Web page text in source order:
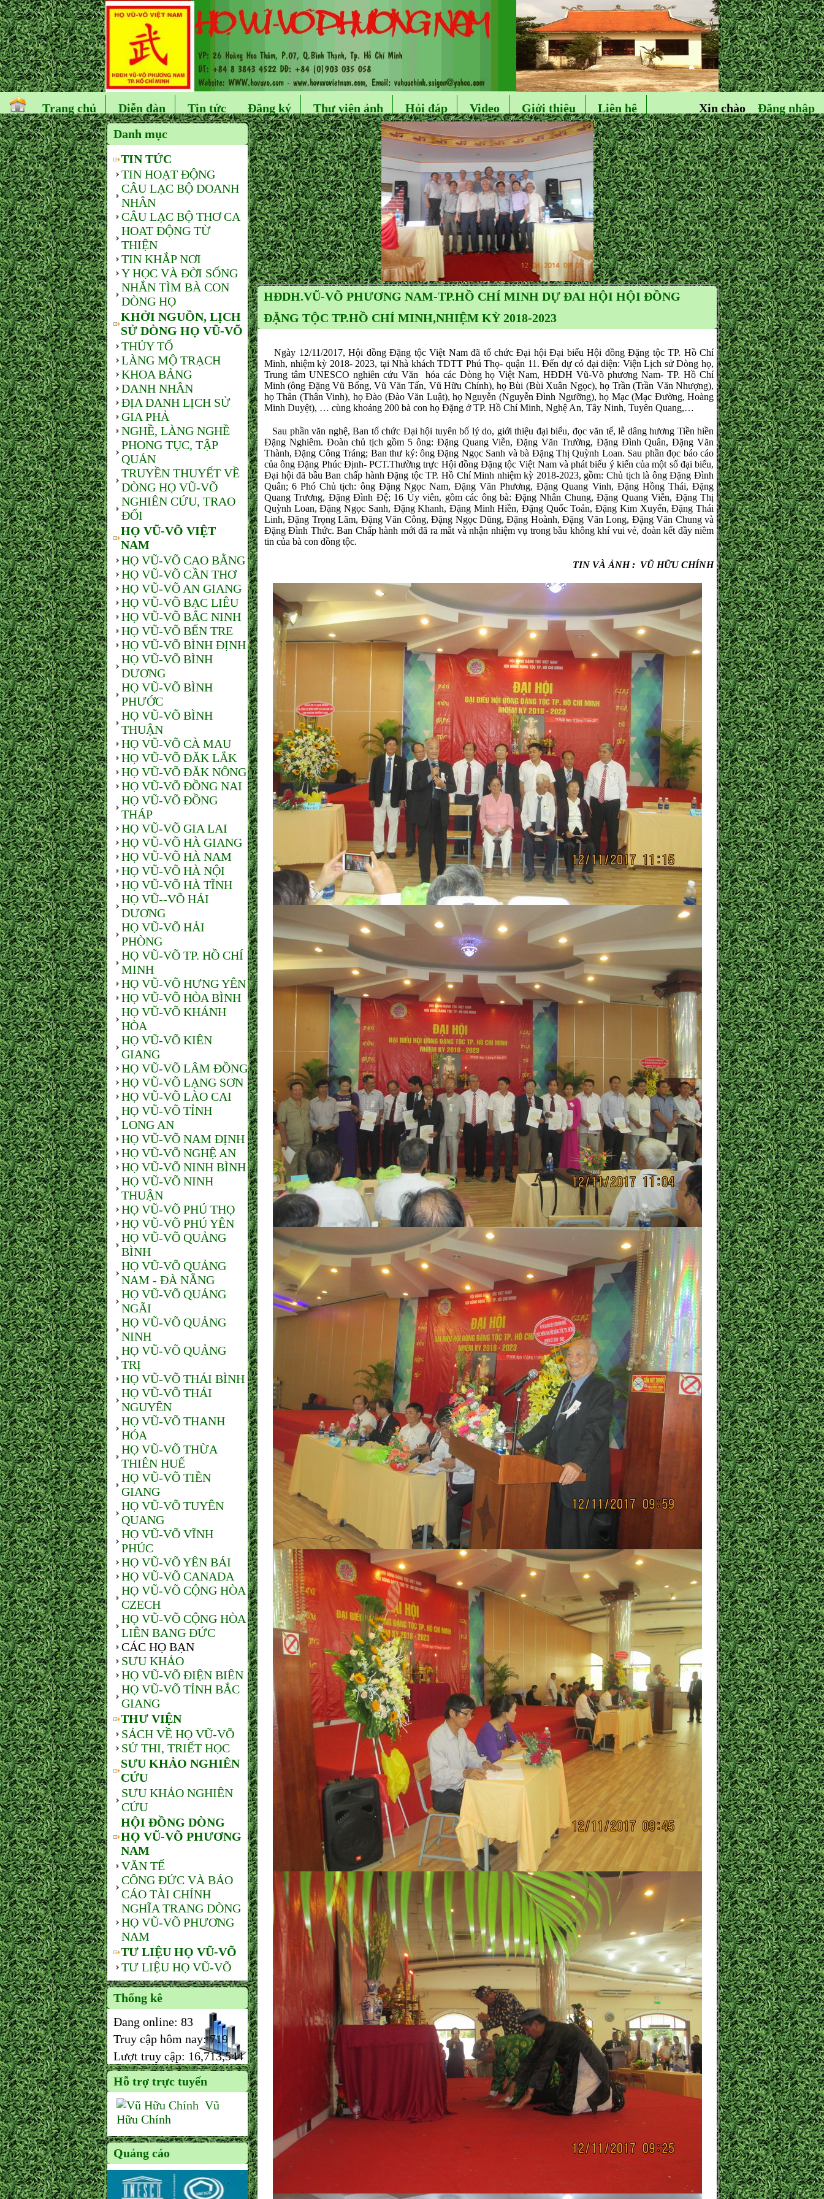
Trang chủ Diễn đàn Tin tức Đăng ký Thư viện ảnh Hỏi đáp Video Giới thiệu Liên hệ Đăng nhập
Xin chào
Danh mục
TIN TỨC
TIN HOẠT ĐỘNG
CÂU LẠC BỘ DOANH
NHÂN
CÂU LẠC BỘ THƠ CA
HOAT ĐỘNG TỪ
THIỆN
TIN KHẮP NƠI
Y HỌC VÀ ĐỜI SỐNG
NHẮN TÌM BÀ CON
DÒNG HỌ
KHỞI NGUỒN, LỊCH
SỬ DÒNG HỌ VŨ-VÕ
THỦY TỔ
LÀNG MỘ TRẠCH
KHOA BẢNG
DANH NHÂN
ĐỊA DANH LỊCH SỬ
GIA PHẢ
NGHỀ, LÀNG NGHỀ
PHONG TỤC, TẬP
QUÁN
TRUYỀN THUYẾT VỀ
DÒNG HỌ VŨ-VÕ
NGHIÊN CỨU, TRAO
ĐỔI
HỌ VŨ-VÕ VIỆT
NAM
HỌ VŨ-VÕ CAO BẰNG
HỌ VŨ-VÕ CẦN THƠ
HỌ VŨ-VÕ AN GIANG
HỌ VŨ-VÕ BẠC LIÊU
HỌ VŨ-VÕ BẮC NINH
HỌ VŨ-VÕ BẾN TRE
HỌ VŨ-VÕ BÌNH ĐỊNH
HỌ VŨ-VÕ BÌNH
DƯƠNG
HỌ VŨ-VÕ BÌNH
PHƯỚC
HỌ VŨ-VÕ BÌNH
THUẬN
HỌ VŨ-VÕ CÀ MAU
HỌ VŨ-VÕ ĐĂK LẮK
HỌ VŨ-VÕ ĐĂK NÔNG
HỌ VŨ-VÕ ĐỒNG NAI
HỌ VŨ-VÕ ĐỒNG
THÁP
HỌ VŨ-VÕ GIA LAI
HỌ VŨ-VÕ HÀ GIANG
HỌ VŨ-VÕ HÀ NAM
HỌ VŨ-VÕ HÀ NỘI
HỌ VŨ-VÕ HÀ TĨNH
HỌ VŨ--VÕ HẢI
DƯƠNG
HỌ VŨ-VÕ HẢI
PHÒNG
HỌ VŨ-VÕ TP. HỒ CHÍ
MINH
HỌ VŨ-VÕ HƯNG YÊN
HỌ VŨ-VÕ HÒA BÌNH
HỌ VŨ-VÕ KHÁNH
HÒA
HỌ VŨ-VÕ KIÊN
GIANG
HỌ VŨ-VÕ LÂM ĐỒNG
HỌ VŨ-VÕ LẠNG SƠN
HỌ VŨ-VÕ LÀO CAI
HỌ VŨ-VÕ TỈNH
LONG AN
HỌ VŨ-VÕ NAM ĐỊNH
HỌ VŨ-VÕ NGHỆ AN
HỌ VŨ-VÕ NINH BÌNH
HỌ VŨ-VÕ NINH
THUẬN
HỌ VŨ-VÕ PHÚ THỌ
HỌ VŨ-VÕ PHÚ YÊN
HỌ VŨ-VÕ QUẢNG
BÌNH
HỌ VŨ-VÕ QUẢNG
NAM - ĐÀ NẴNG
HỌ VŨ-VÕ QUẢNG
NGÃI
HỌ VŨ-VÕ QUẢNG
NINH
HỌ VŨ-VÕ QUẢNG
TRỊ
HỌ VŨ-VÕ THÁI BÌNH
HỌ VŨ-VÕ THÁI
NGUYÊN
HỌ VŨ-VÕ THANH
HÓA
HỌ VŨ-VÕ THỪA
THIÊN HUẾ
HỌ VŨ-VÕ TIỀN
GIANG
HỌ VŨ-VÕ TUYÊN
QUANG
HỌ VŨ-VÕ VĨNH
PHÚC
HỌ VŨ-VÕ YÊN BÁI
HỌ VŨ-VÕ CANADA
HỌ VŨ-VÕ CỘNG HÒA
CZECH
HỌ VŨ-VÕ CỘNG HÒA
LIÊN BANG ĐỨC
CÁC HỌ BẠN
SƯU KHẢO
HỌ VŨ-VÕ ĐIỆN BIÊN
HỌ VŨ-VÕ TỈNH BẮC
GIANG
THƯ VIỆN
SÁCH VỀ HỌ VŨ-VÕ
SỬ THI, TRIẾT HỌC
SƯU KHẢO NGHIÊN
CỨU
SƯU KHẢO NGHIÊN
CỨU
HỘI ĐỒNG DÒNG
HỌ VŨ-VÕ PHƯƠNG
NAM
VĂN TẾ
CÔNG ĐỨC VÀ BÁO
CÁO TÀI CHÍNH
NGHĨA TRANG DÒNG
HỌ VŨ-VÕ PHƯƠNG
NAM
TƯ LIỆU HỌ VŨ-VÕ
TƯ LIỆU HỌ VŨ-VÕ
Thống kê
Đang online: 83
Truy cập hôm nay:719
Lượt truy cập: 16,713,544
Hỗ trợ trực tuyến
Vũ
Hữu Chính
Quảng cáo
HĐDH.VŨ-VÕ PHƯƠNG NAM-TP.HỒ CHÍ MINH DỰ ĐAI HỘI HỘI ĐỒNG
ĐẶNG TỘC TP.HỒ CHÍ MINH,NHIỆM KỲ 2018-2023
Ngày 12/11/2017, Hội đồng Đặng tộc Việt Nam đã tổ chức Đại hội Đại biểu Hội đồng Đặng tộc TP. Hồ Chí
Minh, nhiệm kỳ 2018- 2023, tại Nhà khách TDTT Phú Thọ- quận 11. Đến dự có đại diện: Viện Lịch sử Dòng họ,
Trung tâm UNESCO nghiên cứu Văn hóa các Dòng họ Việt Nam, HĐDH Vũ-Võ phương Nam- TP. Hồ Chí
Minh (ông Đặng Vũ Bổng, Vũ Văn Tấn, Vũ Hữu Chính), họ Bùi (Bùi Xuân Ngọc), họ Trần (Trần Văn Nhượng),
họ Thân (Thân Vinh), họ Đào (Đào Văn Luật), họ Nguyễn (Nguyễn Đình Ngưỡng), họ Mạc (Mạc Đường, Hoàng
Minh Duyệt), … cùng khoảng 200 bà con họ Đặng ở TP. Hồ Chí Minh, Nghệ An, Tây Ninh, Tuyên Quang,…
Sau phần văn nghệ, Ban tổ chức Đại hội tuyên bố lý do, giới thiệu đại biểu, đọc văn tế, lễ dâng hương Tiền hiền
Đặng Nghiêm. Đoàn chủ tịch gồm 5 ông: Đặng Quang Viễn, Đặng Văn Trường, Đặng Đình Quân, Đặng Văn
Thành, Đặng Công Tráng; Ban thư ký: ông Đặng Ngọc Sanh và bà Đặng Thị Quỳnh Loan. Sau phần đọc báo cáo
của ông Đặng Phúc Định- PCT.Thường trực Hội đồng Đặng tộc Việt Nam và phát biểu ý kiến của một số đại biểu,
Đại hội đã bầu Ban chấp hành Đặng tộc TP. Hồ Chí Minh nhiệm kỳ 2018-2023, gồm: Chủ tịch là ông Đặng Đình
Quân; 6 Phó Chủ tịch: ông Đặng Ngọc Nam, Đặng Văn Phương, Đặng Quang Vinh, Đặng Hồng Thái, Đặng
Quang Trương, Đặng Đình Đệ; 16 Ủy viên, gồm các ông bà: Đặng Nhân Chung, Đặng Quang Viễn, Đặng Thị
Quỳnh Loan, Đặng Ngọc Sanh, Đặng Khanh, Đặng Minh Hiền, Đặng Quốc Toản, Đặng Kim Xuyến, Đặng Thái
Linh, Đặng Trọng Lãm, Đặng Văn Công, Đặng Ngọc Dũng, Đặng Hoành, Đặng Văn Long, Đặng Văn Chung và
Đặng Đình Thức. Ban Chấp hành mới đã ra mắt và nhận nhiệm vụ trong bầu không khí vui vẻ, đoàn kết đầy niềm
tin của bà con đồng tộc.
TIN VÀ ẢNH : VŨ HỮU CHÍNH